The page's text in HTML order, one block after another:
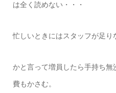
は全く読めない・・・
忙しいときにはスタッフが足り
かと言って増員したら手持ち
費もかさむ。